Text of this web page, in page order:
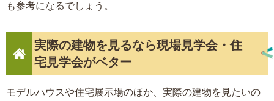
も参考になるでしょう。
実際の建物を見るなら現場見学会・住
宅見学会がベター
モデルハウスや住宅展示場のほか、実際の建物を見たいの